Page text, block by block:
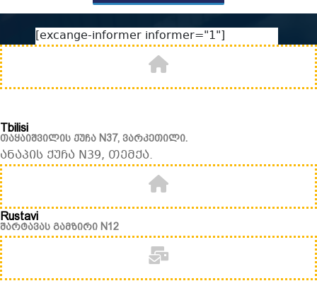
[excange-informer informer="1"]
Tbilisi
თაყაიშვილის ქუჩა N37, ვარკეთილი.
ანაპის ქუჩა N39, თემქა.
Rustavi
შარტავას გამზირი N12